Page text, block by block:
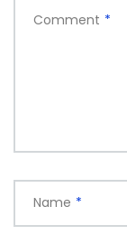
Comment *
Name *